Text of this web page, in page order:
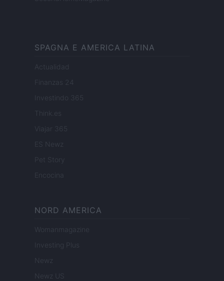
SPAGNA E AMERICA LATINA
Actualidad
Finanzas 24
Investindo 365
Think.es
Viajar 365
ES Newz
Pet Story
Encocina
NORD AMERICA
Womanmagazine
Investing Plus
Newz
Newz US